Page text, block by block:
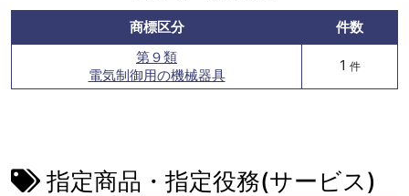
商標区分
件数
第９類
電気制御用の機械器具
1 件
指定商品・指定役務(サービス)